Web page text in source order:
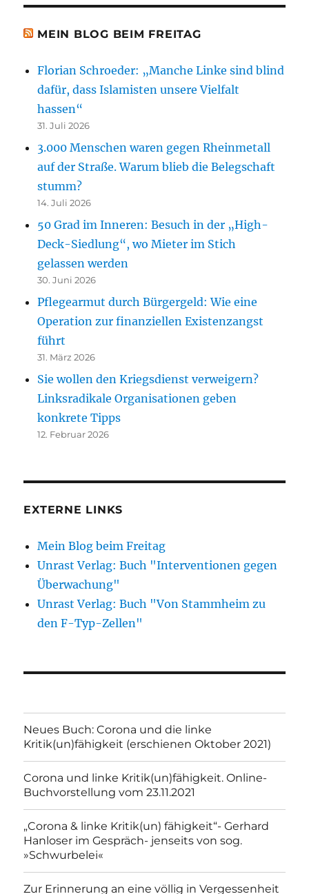
MEIN BLOG BEIM FREITAG
Florian Schroeder: „Manche Linke sind blind
dafür, dass Islamisten unsere Vielfalt
hassen“
31. Juli 2026
3.000 Menschen waren gegen Rheinmetall
auf der Straße. Warum blieb die Belegschaft
stumm?
14. Juli 2026
50 Grad im Inneren: Besuch in der „High-
Deck-Siedlung“, wo Mieter im Stich
gelassen werden
30. Juni 2026
Pflegearmut durch Bürgergeld: Wie eine
Operation zur finanziellen Existenzangst
führt
31. März 2026
Sie wollen den Kriegsdienst verweigern?
Linksradikale Organisationen geben
konkrete Tipps
12. Februar 2026
EXTERNE LINKS
Mein Blog beim Freitag
Unrast Verlag: Buch "Interventionen gegen
Überwachung"
Unrast Verlag: Buch "Von Stammheim zu
den F-Typ-Zellen"
Neues Buch: Corona und die linke
Kritik(un)fähigkeit (erschienen Oktober 2021)
Corona und linke Kritik(un)fähigkeit. Online-
Buchvorstellung vom 23.11.2021
„Corona & linke Kritik(un) fähigkeit“- Gerhard
Hanloser im Gespräch- jenseits von sog.
»Schwurbelei«
Zur Erinnerung an eine völlig in Vergessenheit